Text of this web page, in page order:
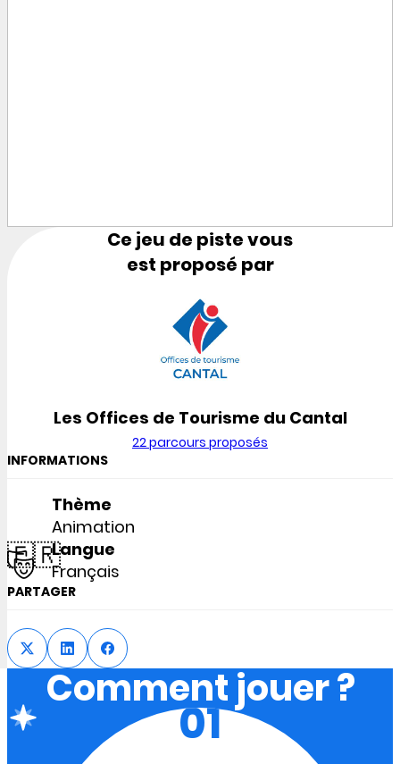
Ce jeu de piste vous
est proposé par
Les Offices de Tourisme du Cantal
22 parcours proposés
INFORMATIONS
Thème
Animation
🇫🇷Langue
Français
PARTAGER
Comment jouer ?
01